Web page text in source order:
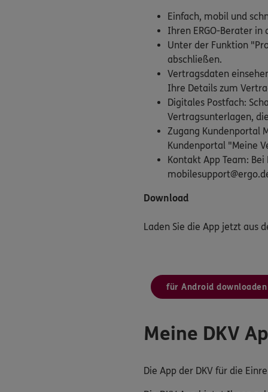
Einfach, mobil und
Ihren ERGO-Berater
Unter der Funktion
abschließen.
Vertragsdaten
Ihre Details zum
Digitales Postfach:
Vertragsunterlagen,
Zugang Kundenportal
Kundenportal "Meine
Kontakt App Team:
Download
Laden Sie die App jetzt aus
für Android downloaden
Meine DKV
Die App der DKV für die